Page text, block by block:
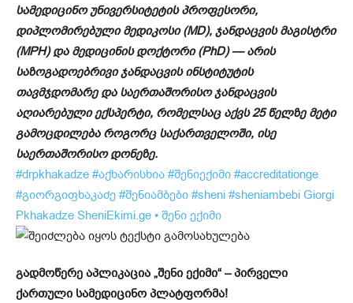
სამედიცინო უნივერსიტეტის პროფესორი,
დიპლომირებული მედიკოსი (MD), ჯანდაცვის მაგისტრი
(MPH) და მედიცინის დოქტორი (PhD) — არის
საზოგადოებრივი ჯანდაცვის ინსტიტუტის
თავმჯდომარე და საერთაშორისო ჯანდაცვის
აღიარებული ექსპერტი, რომელსაც აქვს 25 წელზე მეტი
გამოცდილება როგორც საქართველოში, ისე
საერთაშორისო დონეზე.
#drpkhakadze #აქხარისხია #შენიექიმი #accreditationge
#გიორგიფხაკაძე #შენიამბები #sheni #sheniambebi Giorgi
Pkhakadze SheniEkimi.ge • შენი ექიმი
გადმოწერე აპლიკაცია „შენი ექიმი“ – პირველი
ქართული სამედიცინო პლატფორმა!